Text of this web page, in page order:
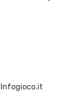
Infogioco.it